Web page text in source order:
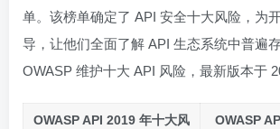
单。该榜单确定了 API 安全十大风险，为
导，让他们全面了解 API 生态系统中普遍存
OWASP 维护十大 API 风险，最新版本于
OWASP API 2019 年十大风
OWASP